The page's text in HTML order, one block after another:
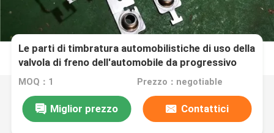
Le parti di timbratura automobilistiche di uso della
valvola di freno dell'automobile da progressivo
muoiono
MOQ：1 Prezzo：negotiable
Miglior prezzo Contattici